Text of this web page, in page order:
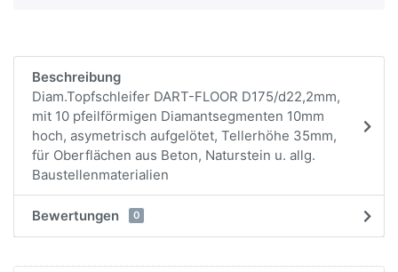
Beschreibung
Diam.Topfschleifer DART-FLOOR D175/d22,2mm,
mit 10 pfeilförmigen Diamantsegmenten 10mm
hoch, asymetrisch aufgelötet, Tellerhöhe 35mm,
für Oberflächen aus Beton, Naturstein u. allg.
Baustellenmaterialien
Bewertungen 0